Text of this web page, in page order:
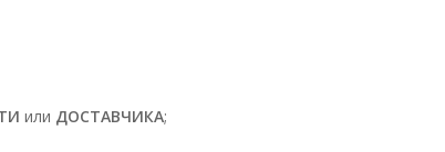
или ДОСТАВЧИКА;